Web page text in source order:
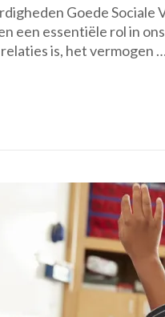
Goede
een essentiële rol in
is, het vermogen